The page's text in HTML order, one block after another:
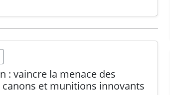
de couronnes suédoises, a
la suite
: vaincre la menace des
canons et munitions innovants